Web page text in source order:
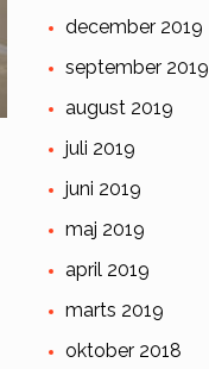
december 2019
september 2019
august 2019
juli 2019
juni 2019
maj 2019
april 2019
marts 2019
oktober 2018